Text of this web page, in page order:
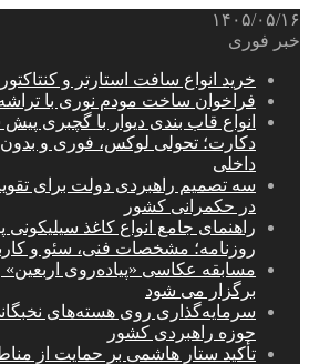
۱۴۰۵/۰۵/۱۶
خبر فوری
خرید انواع سافت استارتر و
فراخوان ساخت مودم نوری با
انواع قاب بندی دیوار با گچبری
دکارت؛ تحولی لوکس، فوری و
داخلی
سه تصمیم راهبردی دولت برای
در حکمرانی کشور
راهنمای جامع انواع کاغذ سیلیکونی
روزنامه؛ مشخصات فنی، سئو و
مسابقه عکاسی «پیاده‌روی اربعین»
برگزار می شود
حوزه راهبردی کشور
تأکید ستار هاشمی بر حمایت از